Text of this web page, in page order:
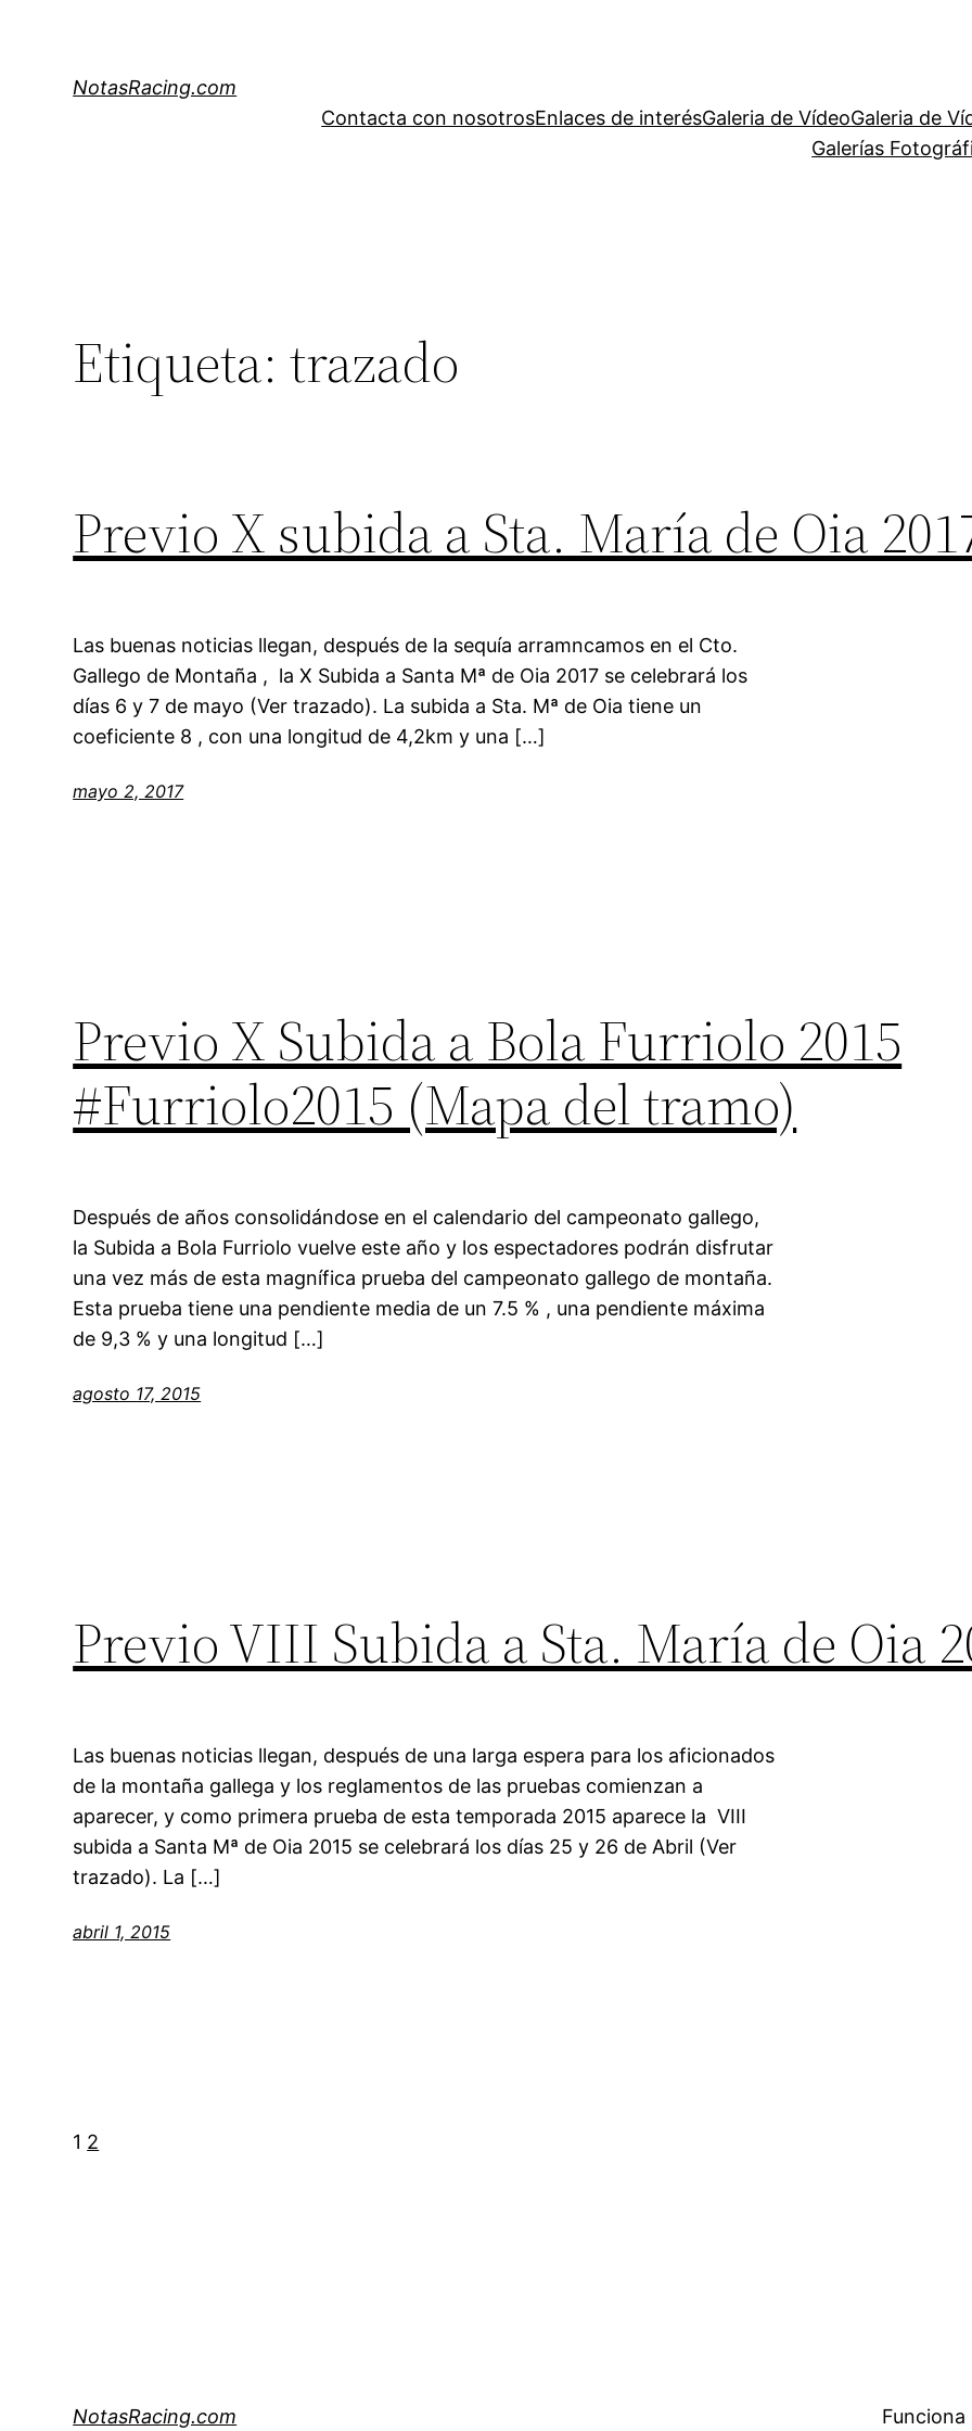
NotasRacing.com
Contacta con nosotrosEnlaces de interésGaleria de VídeoGaleria de
Galerías
Etiqueta:trazado
Previo X subida a Sta. María de Oia
Las buenas noticias llegan, después de la sequía arramncamos en el Cto.
Gallego de Montaña , la X Subida a Santa Mª de Oia 2017 se celebrará los
días 6 y 7 de mayo (Ver trazado). La subida a Sta. Mª de Oia tiene un
coeficiente 8 , con una longitud de 4,2km y una […]
mayo 2, 2017
Previo X Subida a Bola Furriolo 2015
#Furriolo2015 (Mapa del tramo)
Después de años consolidándose en el calendario del campeonato gallego,
la Subida a Bola Furriolo vuelve este año y los espectadores podrán disfrutar
una vez más de esta magnífica prueba del campeonato gallego de montaña.
Esta prueba tiene una pendiente media de un 7.5 % , una pendiente máxima
de 9,3 % y una longitud […]
agosto 17, 2015
Previo VIII Subida a Sta. María de Oia
Las buenas noticias llegan, después de una larga espera para los aficionados
de la montaña gallega y los reglamentos de las pruebas comienzan a
aparecer, y como primera prueba de esta temporada 2015 aparece la VIII
subida a Santa Mª de Oia 2015 se celebrará los días 25 y 26 de Abril (Ver
trazado). La […]
abril 1, 2015
1 2
NotasRacing.com